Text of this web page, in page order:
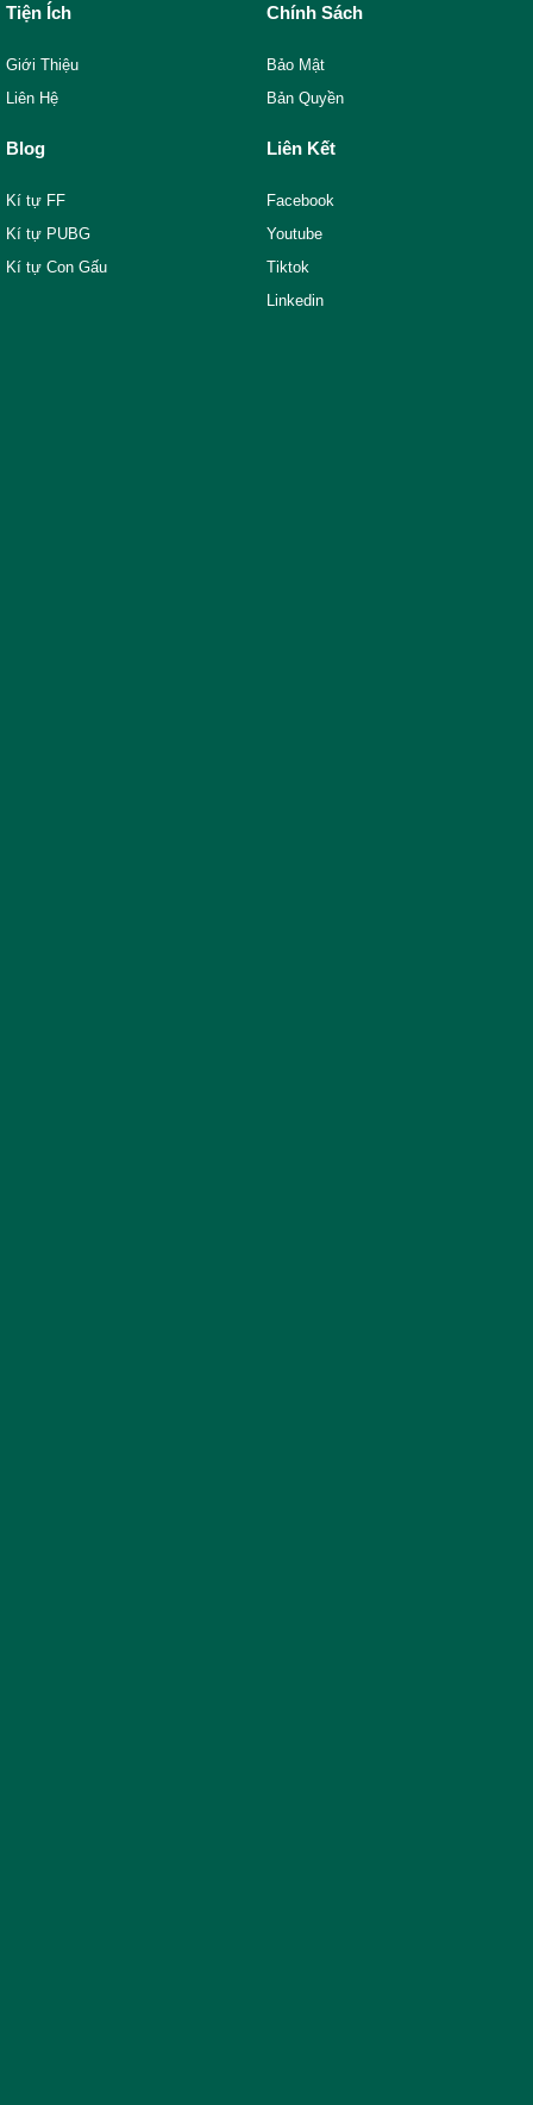
Tiện Ích
Giới Thiệu
Liên Hệ
Chính Sách
Bảo Mật
Bản Quyền
Blog
Kí tự FF
Kí tự PUBG
Kí tự Con Gấu
Liên Kết
Facebook
Youtube
Tiktok
Linkedin